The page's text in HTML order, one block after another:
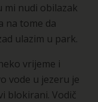
mi nudi obilazak
na tome da
ulazim u park.
vrijeme i
vode u jezeru je
blokirani. Vodič